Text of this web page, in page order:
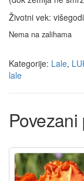
Životni vek:
Nema na zalihama
Kategorije: Lale,
lale